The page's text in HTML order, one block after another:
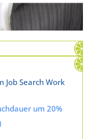
Job Search Work
um 20%